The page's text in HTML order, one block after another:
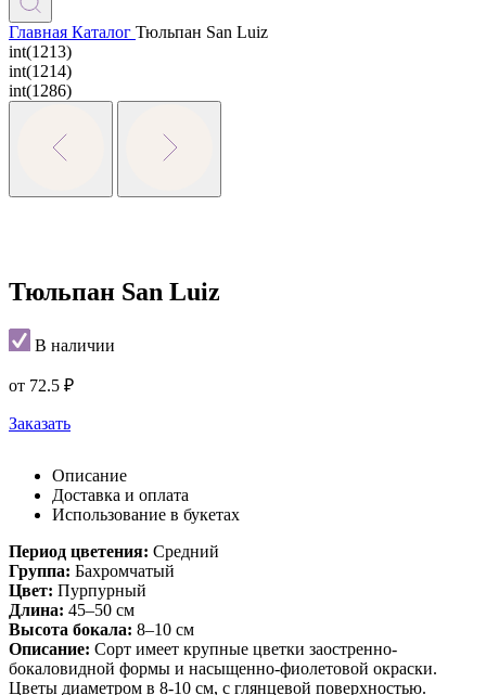
Главная Каталог Тюльпан San Luiz
int(1213)
int(1214)
int(1286)
Тюльпан San Luiz
В наличии
от 72.5 ₽
Заказать
Описание
Доставка и оплата
Использование в букетах
Период цветения: Средний
Группа: Бахромчатый
Цвет: Пурпурный
Длина: 45–50 см
Высота бокала: 8–10 см
Описание: Сорт имеет крупные цветки заостренно-
бокаловидной формы и насыщенно-фиолетовой окраски.
Цветы диаметром в 8-10 см, с глянцевой поверхностью.